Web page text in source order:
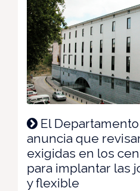
El
anuncia que
exigidas en los
para implantar las
y flexible